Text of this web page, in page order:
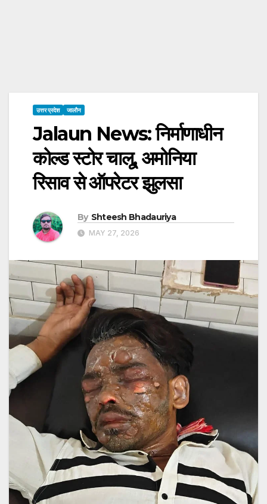
उत्तर प्रदेश जालौन
Jalaun News: निर्माणाधीन
कोल्ड स्टोर चालू, अमोनिया
रिसाव से ऑपरेटर झुलसा
By Shteesh Bhadauriya
MAY 27, 2026